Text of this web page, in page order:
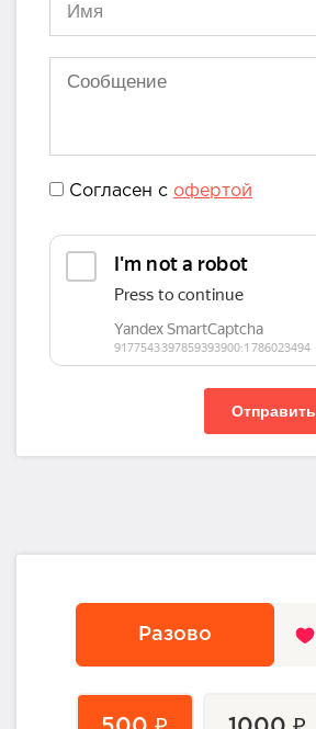
Согласен с офертой
Отправить
Разово